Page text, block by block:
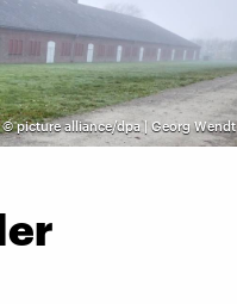
©picture alliance/dpa | Georg Wendt